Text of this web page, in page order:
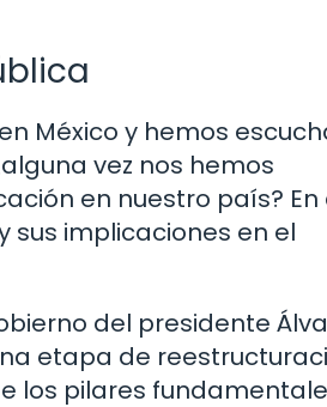
México y hemos
vez nos hemos
en nuestro país? En
sus implicaciones en el
del presidente
etapa de
los pilares